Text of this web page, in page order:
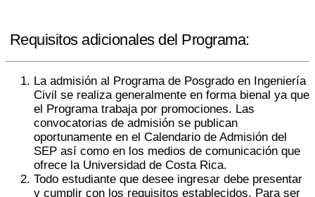
Requisitos adicionales del Programa:
La admisión al Programa de Posgrado en Ingeniería
Civil se realiza generalmente en forma bienal ya que
el Programa trabaja por promociones. Las
convocatorias de admisión se publican
oportunamente en el Calendario de Admisión del
SEP así como en los medios de comunicación que
ofrece la Universidad de Costa Rica.
Todo estudiante que desee ingresar debe presentar
y cumplir con los requisitos establecidos. Para ser